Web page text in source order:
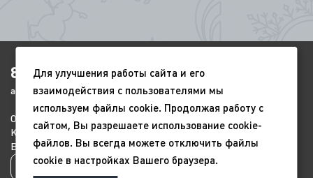
8(4852)920-450
ags-yar@mail.ru
О компании
Контакты
Новый год
9 мая
Всесезонные
Благоустройство
Политика конфиденциальности
Для улучшения работы сайта и его
взаимодействия с пользователями мы
используем файлы cookie. Продолжая работу с
сайтом, Вы разрешаете использование cookie-
файлов. Вы всегда можете отключить файлы
cookie в настройках Вашего браузера.
*
*
*